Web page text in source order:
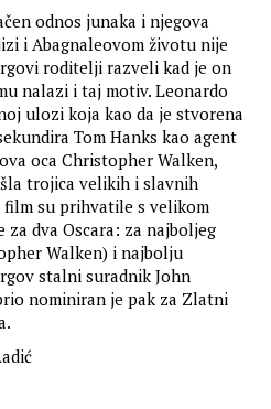
odnos junaka i njegova
i Abagnaleovom životu nije
roditelji razveli kad je on
nalazi i taj motiv. Leonardo
ulozi koja kao da je stvorena
Tom Hanks kao agent
oca Christopher Walken,
trojica velikih i slavnih
su prihvatile s velikom
dva Oscara: za najboljeg
Walken) i najbolju
stalni suradnik John
nominiran je pak za Zlatni